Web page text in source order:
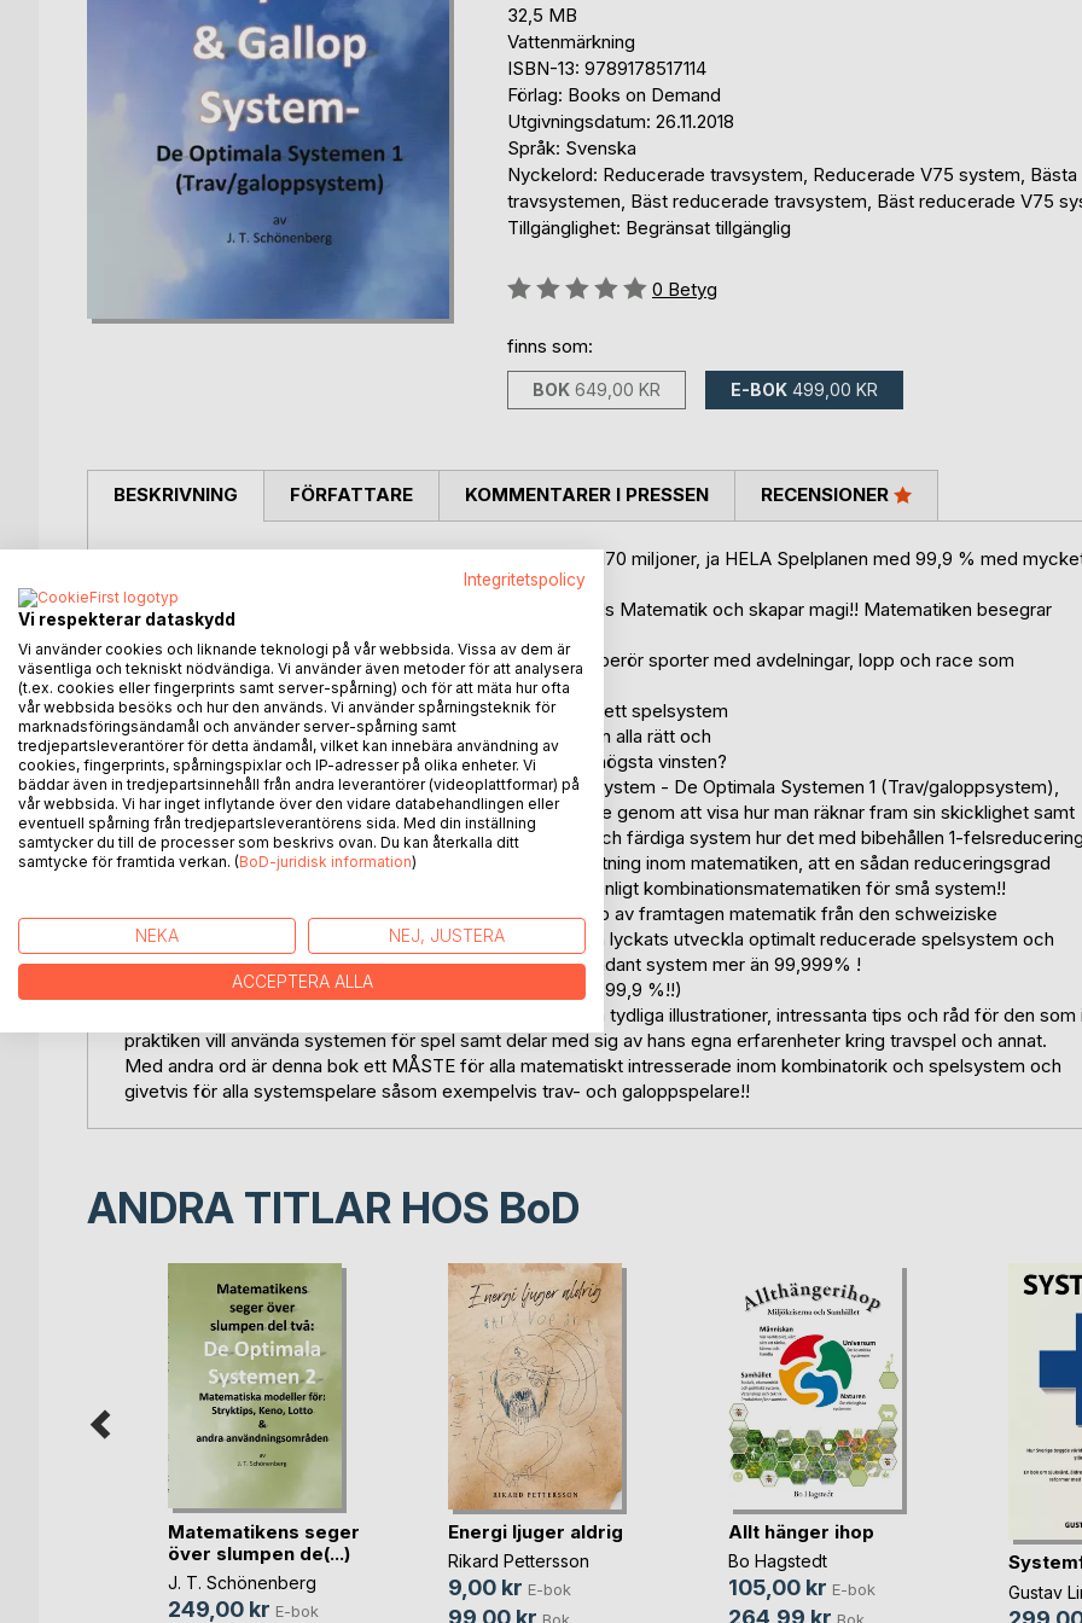
32,5 MB
Vattenmärkning
ISBN-13: 9789178517114
Förlag: Books on Demand
Utgivningsdatum: 26.11.2018
Språk: Svenska
Nyckelord: Reducerade travsystem, Reducerade V75 system, Bästa
travsystemen, Bäst reducerade travsystem, Bäst reducerade V75
Tillgänglighet: Begränsat tillgänglig
Betyg::
0 Betyg
finns som:
BOK 649,00 KR E-BOK 499,00 KR
BESKRIVNING
Är det verkligen möjligt att reducera 5 miljoner spelrader, 170 miljoner, ja HELA Spelplanen med 99,9 % med
Ja, bevisligen när författaren i denna bok introducerar Guds Matematik och skapar magi!! Matematiken besegrar
slumpen i denna bok!!
Hur skicklig är Du i att kunna tippa rätt vinstrad i spel som berör sporter med avdelningar, lopp och race som
exempelvis inom trav- och galoppsport?
Hur långt är det i praktiken möjligt att nå i reduceringen av ett spelsystem
för att ändå ha kvar 1 -felsreducering, det vill säga 1 fel från alla rätt och
därigenom mycket enklare kunna få alla rätt, det vill säga högsta vinsten?
I Matematikens seger över slumpen: Jolly Trot & Gallop System - De Optimala Systemen 1 (Trav/galoppsystem),
besvarar författaren bland annat dessa två frågor ingående genom att visa hur man räknar fram sin skicklighet samt
bevisar med tydliga instruktioner, formler, tabeller, bilder och färdiga system hur det med bibehållen 1-felsreducering
verkligen går att reducera spelsystem från gängse uppfattning inom matematiken, att en sådan reduceringsgrad
ligger på drygt 91 %, till hela ofattbara 98,6 % i praktiken enligt kombinationsmatematiken för små system!!
Författaren har på ett fantastiskt unikt sätt med delvis hjälp av framtagen matematik från den schweiziske
sjuttonhundratals matematikern Leonhard Euler, bevisligen lyckats utveckla optimalt reducerade spelsystem och
visar i formel att det är möjligt att fortsätta reducera ett sådant system mer än 99,999% !
(Men med Guds Matematik för stora system blir det förbi 99,9 %!!)
Dessutom ger författaren mycket bra instruktioner genom tydliga illustrationer, intressanta tips och råd för den som i
praktiken vill använda systemen för spel samt delar med sig av hans egna erfarenheter kring travspel och annat.
Med andra ord är denna bok ett MÅSTE för alla matematiskt intresserade inom kombinatorik och spelsystem och
givetvis för alla systemspelare såsom exempelvis trav- och galoppspelare!!
FÖRFATTARE KOMMENTARER I PRESSEN RECENSIONER
ANDRA TITLAR HOS BoD
Matematikens seger
över slumpen de(...)
J. T. Schönenberg
249,00 kr E-bok
Energi ljuger aldrig
Rikard Pettersson
9,00 kr E-bok
Allt hänger ihop
Bo Hagstedt
105,00 kr E-bok Gustav
Integritetspolicy
Vi respekterar dataskydd
Vi använder cookies och liknande teknologi på vår webbsida. Vissa av dem är
väsentliga och tekniskt nödvändiga. Vi använder även metoder för att analysera
(t.ex. cookies eller fingerprints samt server-spårning) och för att mäta hur ofta
vår webbsida besöks och hur den används. Vi använder spårningsteknik för
marknadsföringsändamål och använder server-spårning samt
tredjepartsleverantörer för detta ändamål, vilket kan innebära användning av
cookies, fingerprints, spårningspixlar och IP-adresser på olika enheter. Vi
bäddar även in tredjepartsinnehåll från andra leverantörer (videoplattformar) på
vår webbsida. Vi har inget inflytande över den vidare databehandlingen eller
eventuell spårning från tredjepartsleverantörens sida. Med din inställning
samtycker du till de processer som beskrivs ovan. Du kan återkalla ditt
samtycke för framtida verkan. (BoD-juridisk information)
NEKA NEJ, JUSTERA
ACCEPTERA ALLA